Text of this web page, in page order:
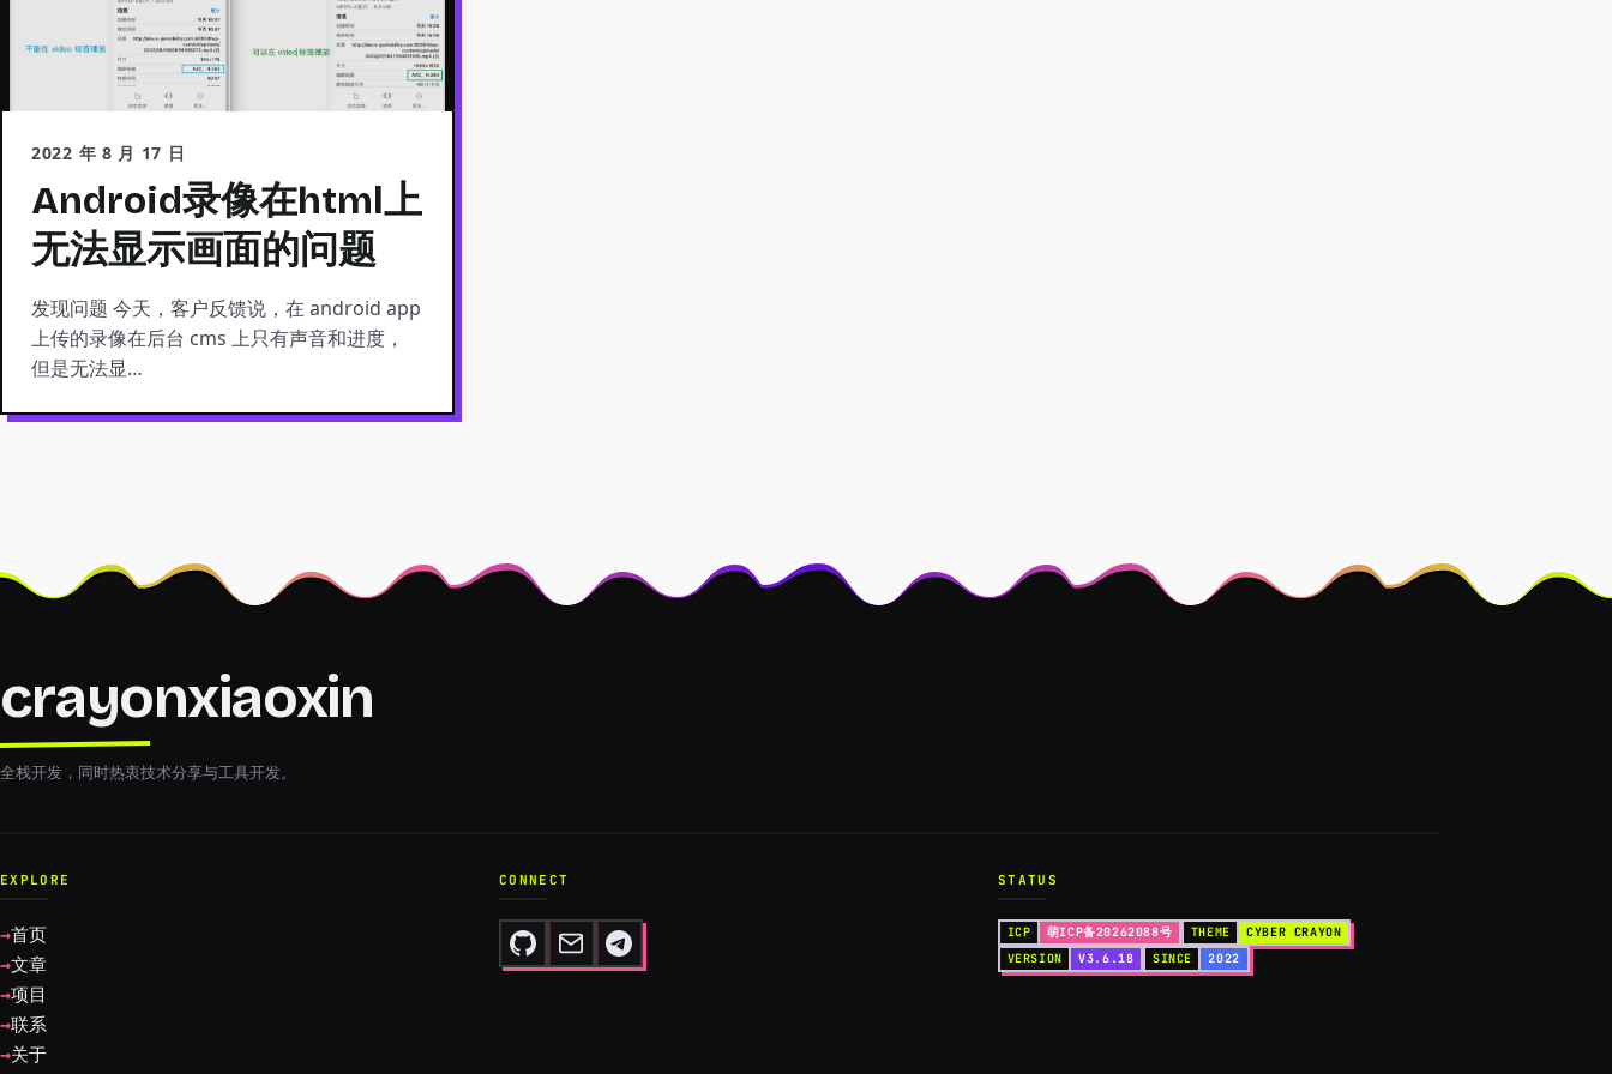
2022 年 8 月 17 日
Android录像在html上
无法显示画面的问题
发现问题 今天，客户反馈说，在 android app
上传的录像在后台 cms 上只有声音和进度，
但是无法显…
crayonxiaoxin
全栈开发，同时热衷技术分享与工具开发。
EXPLORE
首页
文章
项目
联系
关于
CONNECT STATUS
ICP 萌ICP备20262088号 THEME
CYBER CRAYON
VERSION
V3.6.18 SINCE 2022